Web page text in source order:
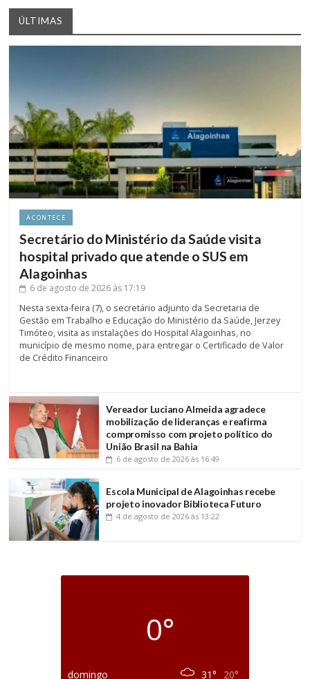
ÚLTIMAS
ACONTECE
Secretário do Ministério da Saúde visita
hospital privado que atende o SUS em
Alagoinhas
6 de agosto de 2026 às 17:19
Nesta sexta-feira (7), o secretário adjunto da Secretaria de
Gestão em Trabalho e Educação do Ministério da Saúde, Jerzey
Timóteo, visita as instalações do Hospital Alagoinhas, no
município de mesmo nome, para entregar o Certificado de Valor
de Crédito Financeiro
Vereador Luciano Almeida agradece
mobilização de lideranças e reafirma
compromisso com projeto político do
União Brasil na Bahia
6 de agosto de 2026 às 16:49
Escola Municipal de Alagoinhas recebe
projeto inovador Biblioteca Futuro
4 de agosto de 2026 às 13:22
0°
domingo 31° 20°